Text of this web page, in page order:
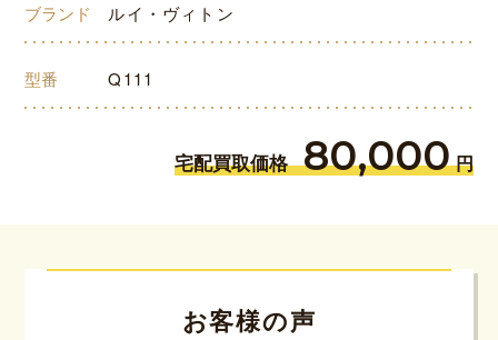
ブランド ルイ・ヴィトン
型番 Q111
宅配買取価格 80,000 円
お客様の声